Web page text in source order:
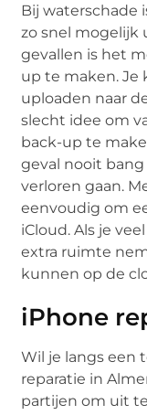
Bij waterschade
zo snel mogelijk
gevallen is het
up te maken. Je
uploaden naar
slecht idee om
back-up te
geval nooit bang
verloren gaan.
eenvoudig om
iCloud. Als je
extra ruimte
kunnen op de
iPhone
Wil je langs een
reparatie in
partijen om uit